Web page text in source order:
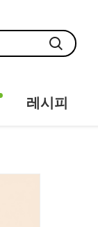
레시피